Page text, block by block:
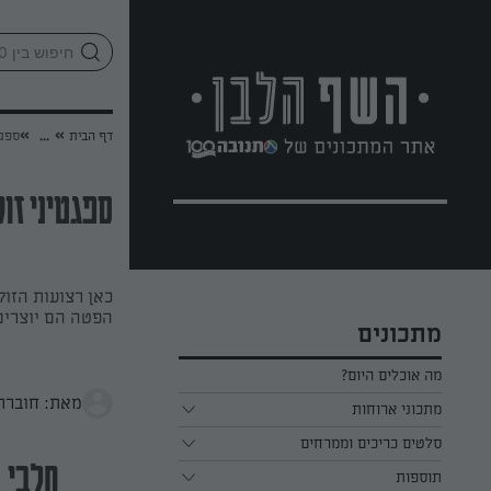
מתכונים
מה אוכלים היום?
מתכוני ארוחות
ארוחת בוקר
ארוחת צהריים
סלטים כריכים וממרחים
כל הסלטים כריכים וממרחים
תוספות
דף הבית »
...
»
ספגטיני
כאן רצועות
הפטה הם
מאת: חוברת